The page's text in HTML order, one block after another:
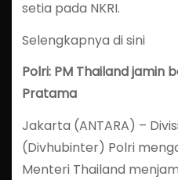
setia pada NKRI.
Selengkapnya di sini
Polri: PM Thailand jamin
Pratama
Jakarta (ANTARA) –
(Divhubinter) Polri
Menteri Thailand